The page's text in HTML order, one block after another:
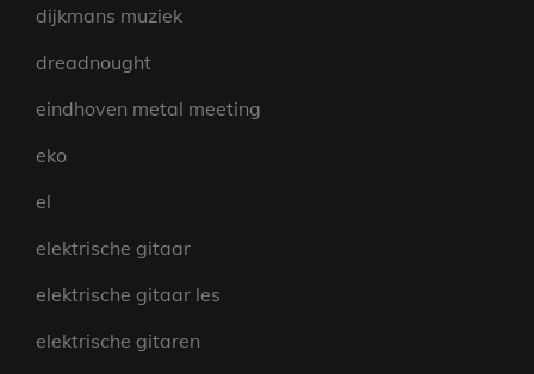
dijkmans muziek
dreadnought
eindhoven metal meeting
eko
el
elektrische gitaar
elektrische gitaar les
elektrische gitaren